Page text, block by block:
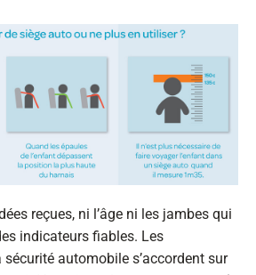
reçues, ni l’âge ni les jambes qui
indicateurs fiables. Les
automobile s’accordent sur